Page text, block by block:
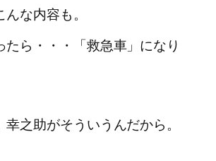
な内容も。
たら・・・「救急車」になり
幸之助がそういうんだから。